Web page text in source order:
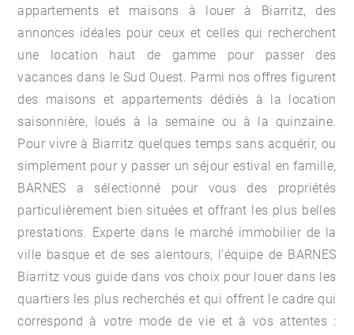
appartements et maisons à louer à Biarritz, des
annonces idéales pour ceux et celles qui recherchent
une location haut de gamme pour passer des
vacances dans le Sud Ouest. Parmi nos offres figurent
des maisons et appartements dédiés à la location
saisonnière, loués à la semaine ou à la quinzaine.
Pour vivre à Biarritz quelques temps sans acquérir, ou
simplement pour y passer un séjour estival en famille,
BARNES a sélectionné pour vous des propriétés
particulièrement bien situées et offrant les plus belles
prestations. Experte dans le marché immobilier de la
ville basque et de ses alentours, l’équipe de BARNES
Biarritz vous guide dans vos choix pour louer dans les
quartiers les plus recherchés et qui offrent le cadre qui
correspond à votre mode de vie et à vos attentes :